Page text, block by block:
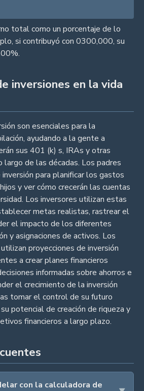
total como un porcentaje de lo
si contribuyó con 0300,000, su
inversiones en la vida
son esenciales para la
ayudando a la gente a
sus 401 (k) s, IRAs y otras
de las décadas. Los padres
para planificar los gastos
y ver cómo crecerán las cuentas
Los inversores utilizan estas
metas realistas, rastrear el
el impacto de los diferentes
y asignaciones de activos. Los
proyecciones de inversión
a crear planes financieros
informadas sobre ahorros e
el crecimiento de la inversión
tomar el control de su futuro
potencial de creación de riqueza y
financieros a largo plazo.
con la calculadora de